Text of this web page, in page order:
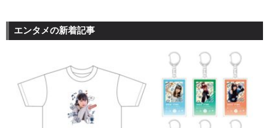
エンタメの新着記事